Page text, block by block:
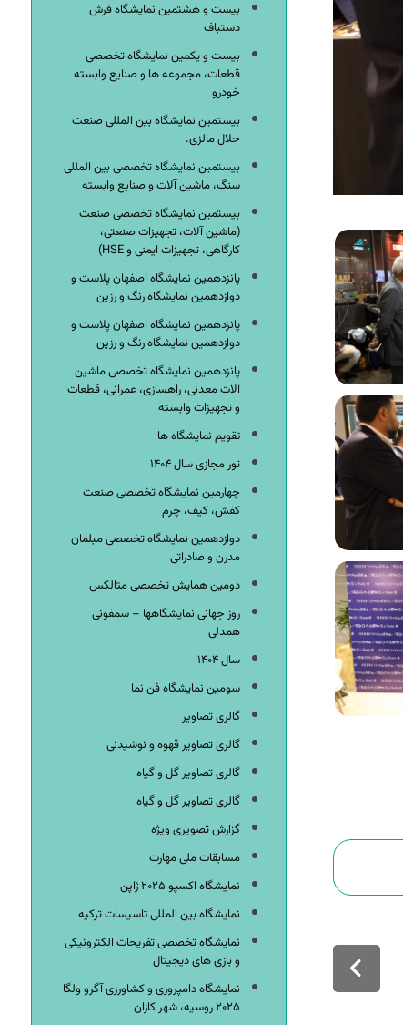
بیست و هشتمین نمایشگاه فرش
دستباف
بیست و یکمین نمایشگاه تخصصی
قطعات، مجموعه ها و صنایع وابسته
خودرو
بیستمین نمایشگاه بین المللی صنعت
حلال مالزی.
بیستمین نمایشگاه تخصصی بین المللی
سنگ، ماشین آلات و صنایع وابسته
بیستمین نمایشگاه تخصصی صنعت
(ماشین آلات، تجهیزات صنعتی،
کارگاهی، تجهیزات ایمنی و HSE)
پانزدهمین نمایشگاه اصفهان پلاست و
دوازدهمین نمایشگاه رنگ و رزین
پانزدهمین نمایشگاه اصفهان پلاست و
دوازدهمین نمایشگاه رنگ و رزین
پانزدهمین نمایشگاه تخصصی ماشین
آلات معدنی، راهسازی، عمرانی، قطعات
و تجهیزات وابسته
تقویم نمایشگاه ها
تور مجازی سال ۱۴۰۴
چهارمین نمایشگاه تخصصی صنعت
کفش، کیف، چرم
دوازدهمین نمایشگاه تخصصی مبلمان
مدرن و صادراتی
دومین همایش تخصصی متالکس
روز جهانی نمایشگاهها – سمفونی
همدلی
سال ۱۴۰۴
سومین نمایشگاه فن نما
گالری تصاویر
گالری تصاویر قهوه و نوشیدنی
گالری تصاویر گل و گیاه
گالری تصاویر گل و گیاه
گزارش تصویری ویژه
مسابقات ملی مهارت
نمایشگاه اکسپو ۲۰۲۵ ژاپن
نمایشگاه بین المللی تاسیسات ترکیه
نمایشگاه تخصصی تفریحات الکترونیکی
و بازی های دیجیتال
نمایشگاه دامپروری و کشاورزی آگرو ولگا
۲۰۲۵ روسیه، شهر کازان